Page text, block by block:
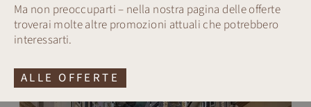
Ma non preoccuparti – nella nostra pagina delle offerte
troverai molte altre promozioni attuali che potrebbero
interessarti.
ALLE OFFERTE